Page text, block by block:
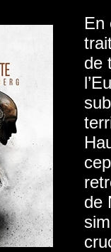
En
de
de